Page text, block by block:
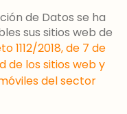
de Datos se ha
sus sitios web de
1112/2018, de 7 de
de los sitios web y
del sector